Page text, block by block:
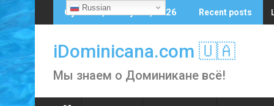
Skip
to
Суббота, 8 августа, 2026 Recent posts
iDominicana.com 🇺🇦
Мы знаем о Доминикане всё!
Russian